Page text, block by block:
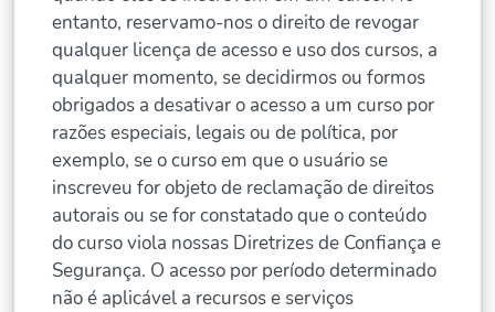
entanto, reservamo-nos o direito de revogar
qualquer licença de acesso e uso dos cursos, a
qualquer momento, se decidirmos ou formos
obrigados a desativar o acesso a um curso por
razões especiais, legais ou de política, por
exemplo, se o curso em que o usuário se
inscreveu for objeto de reclamação de direitos
autorais ou se for constatado que o conteúdo
do curso viola nossas Diretrizes de Confiança e
Segurança. O acesso por período determinado
não é aplicável a recursos e serviços